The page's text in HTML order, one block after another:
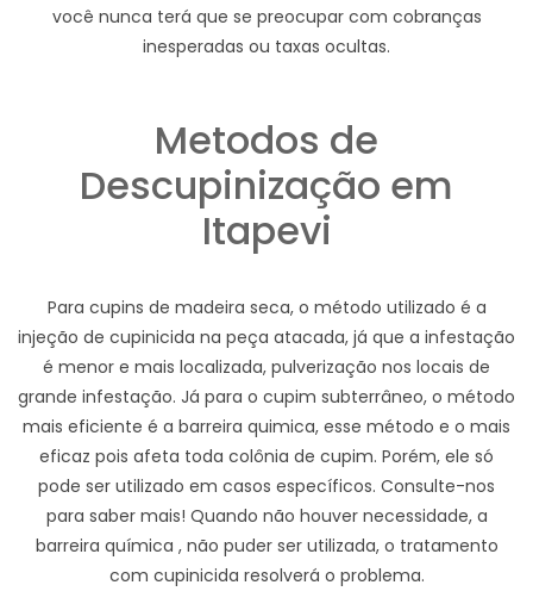
você nunca terá que se preocupar com cobranças
inesperadas ou taxas ocultas.
Metodos de
Descupinização em
Itapevi
Para cupins de madeira seca, o método utilizado é a
injeção de cupinicida na peça atacada, já que a infestação
é menor e mais localizada, pulverização nos locais de
grande infestação. Já para o cupim subterrâneo, o método
mais eficiente é a barreira quimica, esse método e o mais
eficaz pois afeta toda colônia de cupim. Porém, ele só
pode ser utilizado em casos específicos. Consulte-nos
para saber mais! Quando não houver necessidade, a
barreira química , não puder ser utilizada, o tratamento
com cupinicida resolverá o problema.